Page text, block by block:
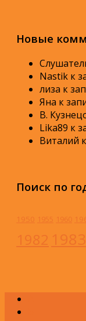
Новые
Nastik к
лиза к
Яна к
В.
Lika89 к
Виталий
Поиск по
1950 1955 1960
1982 1983